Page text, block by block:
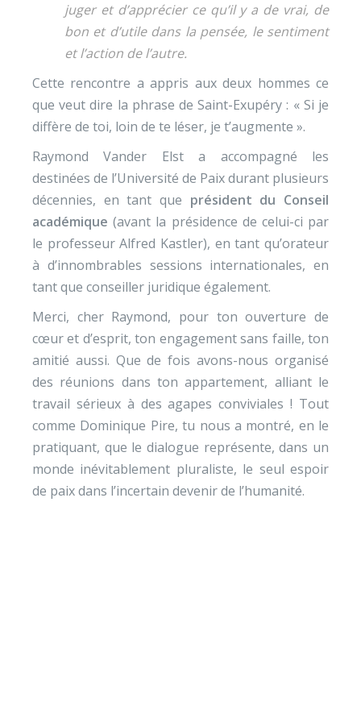
juger et d’apprécier ce qu’il y a de vrai, de
bon et d’utile dans la pensée, le sentiment
et l’action de l’autre.
Cette rencontre a appris aux deux hommes ce
que veut dire la phrase de Saint-Exupéry : « Si je
diffère de toi, loin de te léser, je t’augmente ».
Raymond Vander Elst a accompagné les
destinées de l’Université de Paix durant plusieurs
décennies, en tant que président du Conseil
académique(avant la présidence de celui-ci par
le professeur Alfred Kastler), en tant qu’orateur
à d’innombrables sessions internationales, en
tant que conseiller juridique également.
Merci, cher Raymond, pour ton ouverture de
cœur et d’esprit, ton engagement sans faille, ton
amitié aussi. Que de fois avons-nous organisé
des réunions dans ton appartement, alliant le
travail sérieux à des agapes conviviales ! Tout
comme Dominique Pire, tu nous a montré, en le
pratiquant, que le dialogue représente, dans un
monde inévitablement pluraliste, le seul espoir
de paix dans l’incertain devenir de l’humanité.